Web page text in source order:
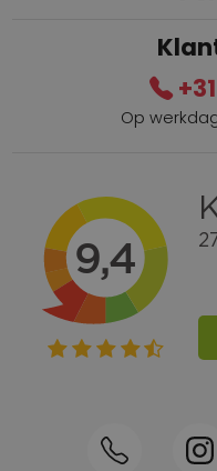
Gratis verzending
Bel
Shop the
Telefonisch
Op